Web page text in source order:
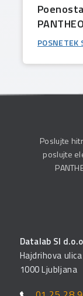
POSNETEK
Poslujte
poslujte
Datalab SI
Hajdrihova
1000 Ljubljana